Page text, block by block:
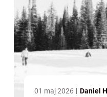
01 maj 2026 Daniel